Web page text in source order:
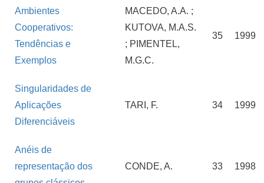
Ambientes
Cooperativos:
Tendências e
Exemplos
MACEDO, A.A. ;
KUTOVA, M.A.S.
; PIMENTEL,
M.G.C.
35 1999
Singularidades de
Aplicações
Diferenciáveis
TARI, F. 34 1999
Anéis de
representação dos
CONDE, A. 33 1998